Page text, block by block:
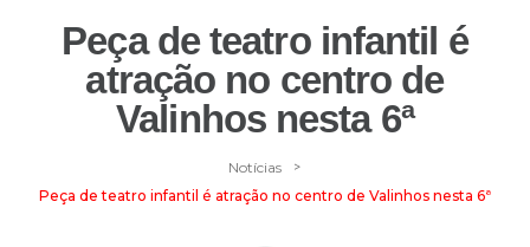
Peça de teatro infantil é
atração no centro de
Valinhos nesta 6ª
Notícias >
Peça de teatro infantil é atração no centro de Valinhos nesta 6ª